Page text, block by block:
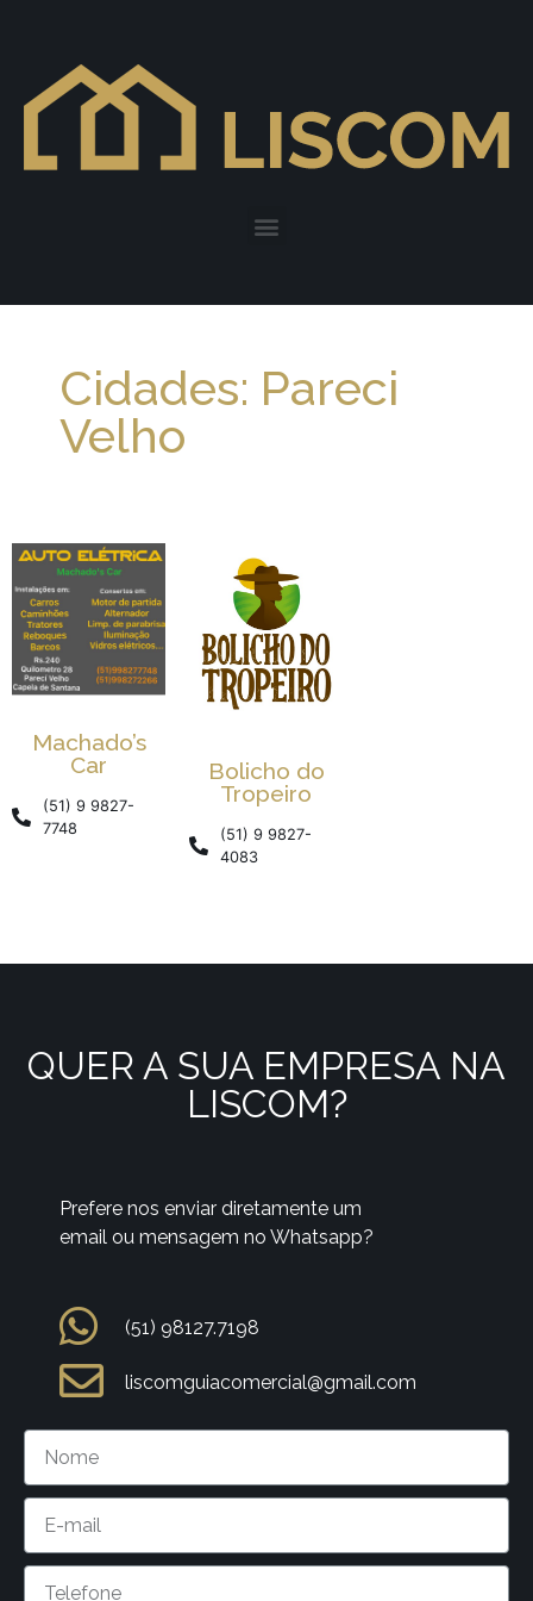
Cidades: Pareci
Velho
Machado’s
Car
(51) 9 9827-
7748
Bolicho do
Tropeiro
(51) 9 9827-
4083
QUER A SUA EMPRESA NA
LISCOM?
Prefere nos enviar diretamente um
email ou mensagem no Whatsapp?
(51) 98127.7198
liscomguiacomercial@gmail.com